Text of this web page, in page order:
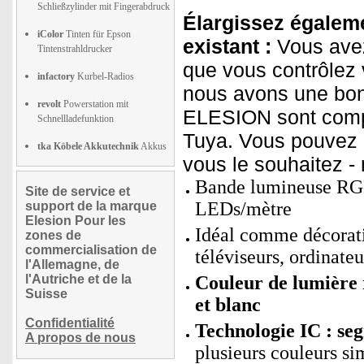
Schließzylinder mit Fingerabdruck
iColor Tinten für Epson
Tintenstrahldrucker
infactory Kurbel-Radios
revolt Powerstation mit
Schnellladefunktion
tka Köbele AkkutechnikAkkus
Site de service et
support de la marque
Elesion Pour les
zones de
commercialisation de
l'Allemagne, de
l'Autriche et de la
Suisse
Confidentialité
A propos de nous
Élargissez
existant : Vous
que vous
nous avons une
ELESION sont
Tuya. Vous
vous le souhaitez -
Bande lumineuse
LEDs/mètre
Idéal comme
téléviseurs,
Couleur de
et blanc
Technologie IC :
plusieurs couleurs